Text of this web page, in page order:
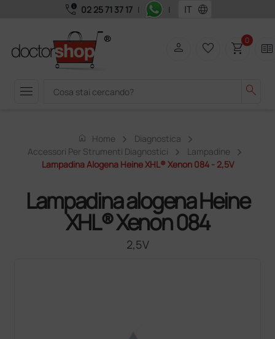
call_quality 02 25 71 37 17 | | language
menu search
person favorite_border shopping_cart0 two_pager
home Home
Diagnostica
Accessori Per Strumenti Diagnostici
Lampadine
Lampadina Alogena Heine XHL® Xenon 084 - 2,5V
Lampadina alogena Heine
XHL® Xenon 084
2,5V